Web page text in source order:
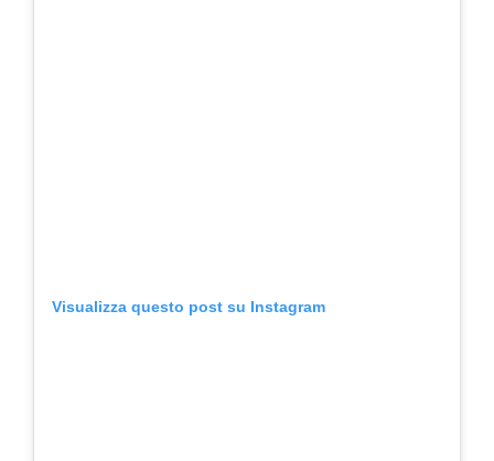
Visualizza questo post su Instagram